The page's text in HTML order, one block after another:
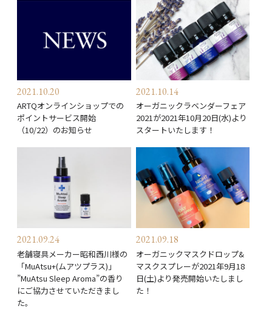
2021.10.20
ARTQオンラインショップでの
ポイントサービス開始
（10/22）のお知らせ
2021.10.14
オーガニックラベンダーフェア
2021が2021年10月20日(水)より
スタートいたします！
2021.09.24
老舗寝具メーカー昭和⻄川様の
「MuAtsu+(ムアツプラス)」
”MuAtsu Sleep Aroma”の香り
にご協力させていただきまし
た。
2021.09.18
オーガニックマスクドロップ&
マスクスプレーが2021年9月18
日(土)より発売開始いたしまし
た！